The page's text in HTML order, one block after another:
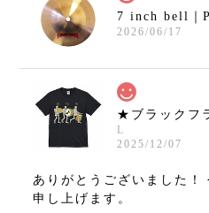
2026/06/17
L
2025/12/07
ありがとうございました！
申し上げます。